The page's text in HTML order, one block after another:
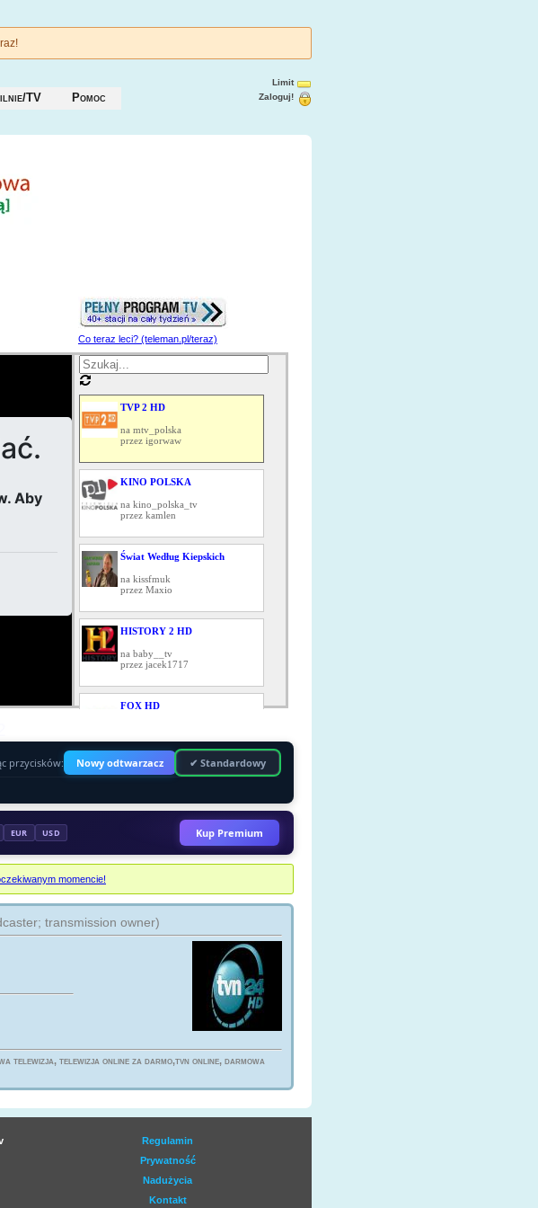
TV Pomoc
Limit
Zaloguj!
Co teraz leci? (teleman.pl/teraz)
TVP 2 HD
na mtv_polska
przez igorwaw
KINO POLSKA
na kino_polska_tv
przez kamlen
Świat Według Kiepskich
na kissfmuk
przez Maxio
HISTORY 2 HD
na baby__tv
przez jacek1717
FOX HD
WYDARZENIA 24 HD
na trujka_pr
przez zoomtvtv
HBO 3
NOWE ODCINKI KUCHENNE
REWOLUCJE
przez czesiu350
NAT GEO WILD HD
na nat_geo_wild_hd
przez igorwaw
przycisków: Nowy odtwarzacz ✔ Standardowy
EUR USD Kup Premium
momencie!
transmission owner)
telewizja, telewizja online za darmo,tvn online, darmowa
Regulamin
Prywatność
Nadużycia
Kontakt